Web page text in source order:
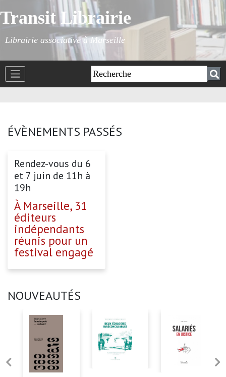
Transit Librairie
Librairie associative à Marseille
ÉVÈNEMENTS PASSÉS
Rendez-vous du 6
et 7 juin de 11h à
19h
À Marseille, 31
éditeurs
indépendants
réunis pour un
festival engagé
NOUVEAUTÉS